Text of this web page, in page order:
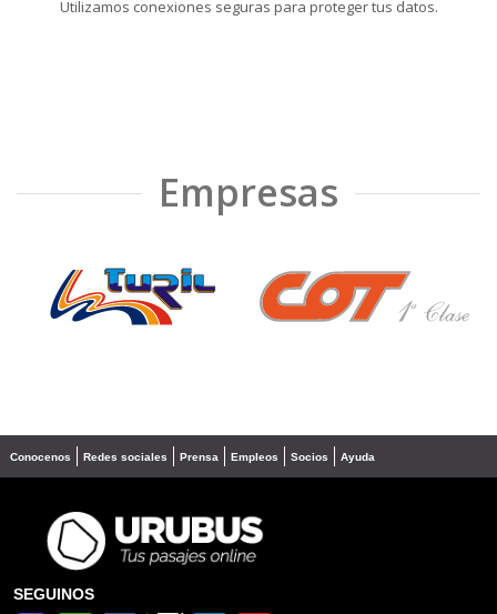
Utilizamos conexiones seguras para proteger tus datos.
Empresas
❮ ❯
Conocenos Redes sociales Prensa Empleos Socios Ayuda
SEGUINOS